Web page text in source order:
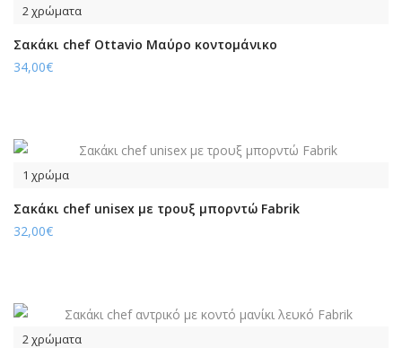
2 χρώματα
Σακάκι chef Ottavio Μαύρο κοντομάνικο
34,00€
1 χρώμα
Σακάκι chef unisex με τρουξ μπορντώ Fabrik
32,00€
2 χρώματα